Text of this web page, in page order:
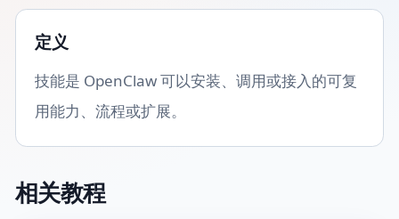
定义
技能是 OpenClaw 可以安装、调用或接入的可复
用能力、流程或扩展。
相关教程